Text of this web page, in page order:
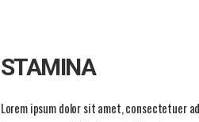
STAMINA
Lorem ipsum dolor sit amet, consectetuer